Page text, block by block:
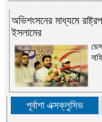
অভিশংসনের মাধ্যমে
ইসলামের
পূর্বাশা এক্সক্লুসিভ